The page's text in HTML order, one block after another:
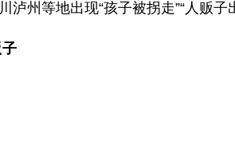
泸州等地出现“孩子被拐走”“人贩